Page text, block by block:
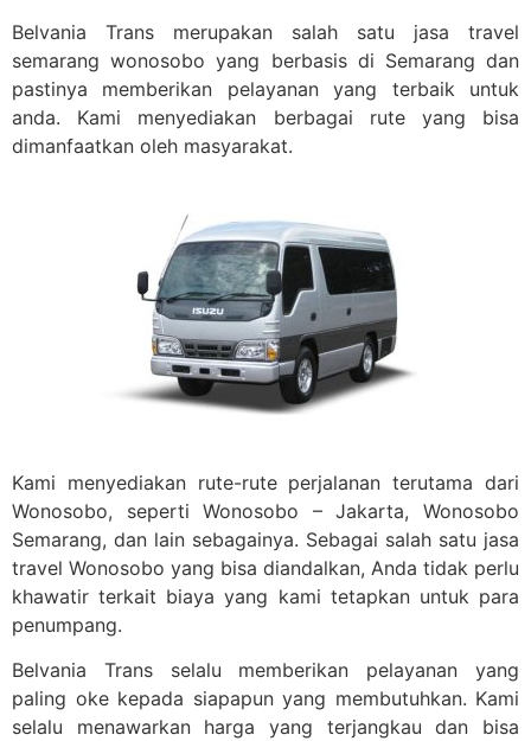
Belvania Trans merupakan salah satu jasa travel
semarang wonosobo yang berbasis di Semarang dan
pastinya memberikan pelayanan yang terbaik untuk
anda. Kami menyediakan berbagai rute yang bisa
dimanfaatkan oleh masyarakat.
Kami menyediakan rute-rute perjalanan terutama dari
Wonosobo, seperti Wonosobo – Jakarta, Wonosobo
Semarang, dan lain sebagainya. Sebagai salah satu jasa
travel Wonosobo yang bisa diandalkan, Anda tidak perlu
khawatir terkait biaya yang kami tetapkan untuk para
penumpang.
Belvania Trans selalu memberikan pelayanan yang
paling oke kepada siapapun yang membutuhkan. Kami
selalu menawarkan harga yang terjangkau dan bisa